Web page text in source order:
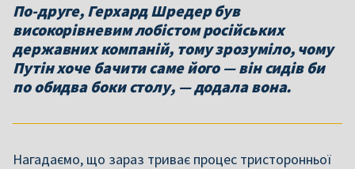
По-друге, Герхард Шредер був
високорівневим лобістом російських
державних компаній, тому зрозуміло, чому
Путін хоче бачити саме його — він сидів би
по обидва боки столу, — додала вона.
Нагадаємо, що зараз триває процес тристоронньої